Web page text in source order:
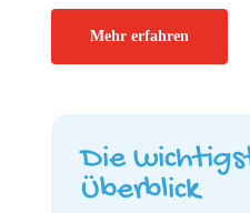
Mehr erfahren
Die
Überblick